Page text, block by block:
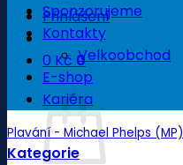
Přihlášení
0 Kč 0
Košík
Sponzorujeme
Kontakty
Velkoobchod
E-shop
Kariéra
Plavání - Michael Phelps (MP)
Kategorie